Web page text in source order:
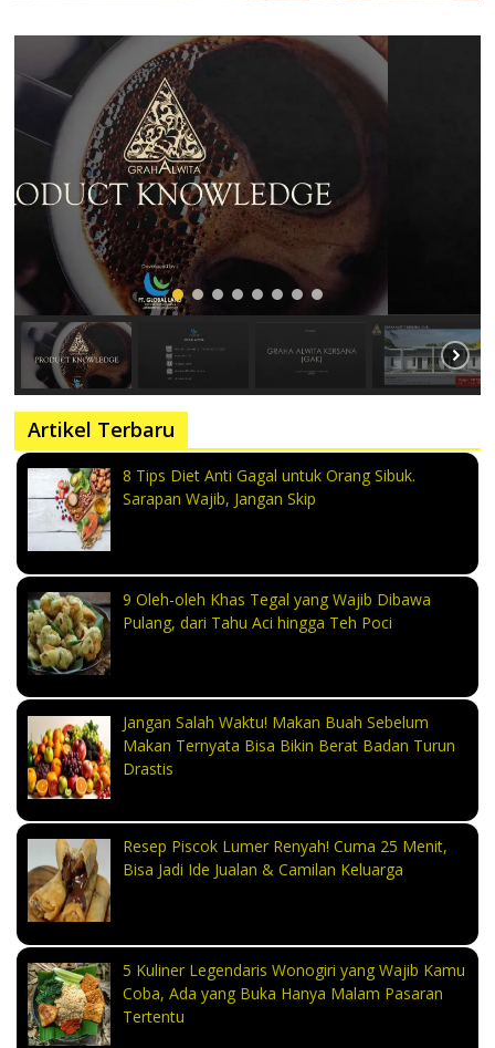
Artikel Terbaru
8 Tips Diet Anti Gagal untuk Orang Sibuk.
Sarapan Wajib, Jangan Skip
9 Oleh-oleh Khas Tegal yang Wajib Dibawa
Pulang, dari Tahu Aci hingga Teh Poci
Jangan Salah Waktu! Makan Buah Sebelum
Makan Ternyata Bisa Bikin Berat Badan Turun
Drastis
Resep Piscok Lumer Renyah! Cuma 25 Menit,
Bisa Jadi Ide Jualan & Camilan Keluarga
5 Kuliner Legendaris Wonogiri yang Wajib Kamu
Coba, Ada yang Buka Hanya Malam Pasaran
Tertentu